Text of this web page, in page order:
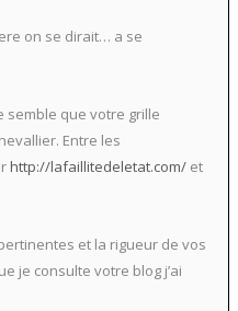
on se dirait… a se
semble que votre grille
Entre les
http://lafaillitedeletat.com/et
et la rigueur de vos
je consulte votre blog j’ai